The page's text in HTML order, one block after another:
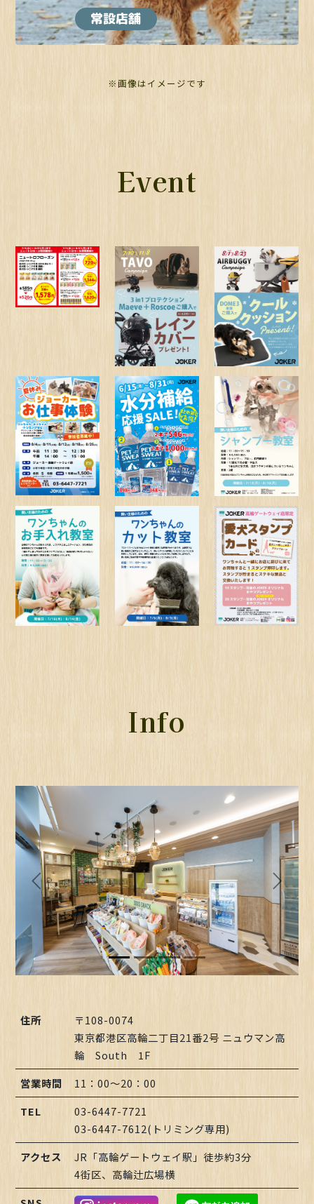
※画像はイメージです
Event
Info
Previous Next
住所
〒108-0074
東京都港区高輪二丁目21番2号 ニュウマン高
輪 South 1F
営業時間
11：00～20：00
TEL
03-6447-7721
03-6447-7612(トリミング専用)
アクセス
JR「高輪ゲートウェイ駅」徒歩約3分
4街区、高輪辻広場横